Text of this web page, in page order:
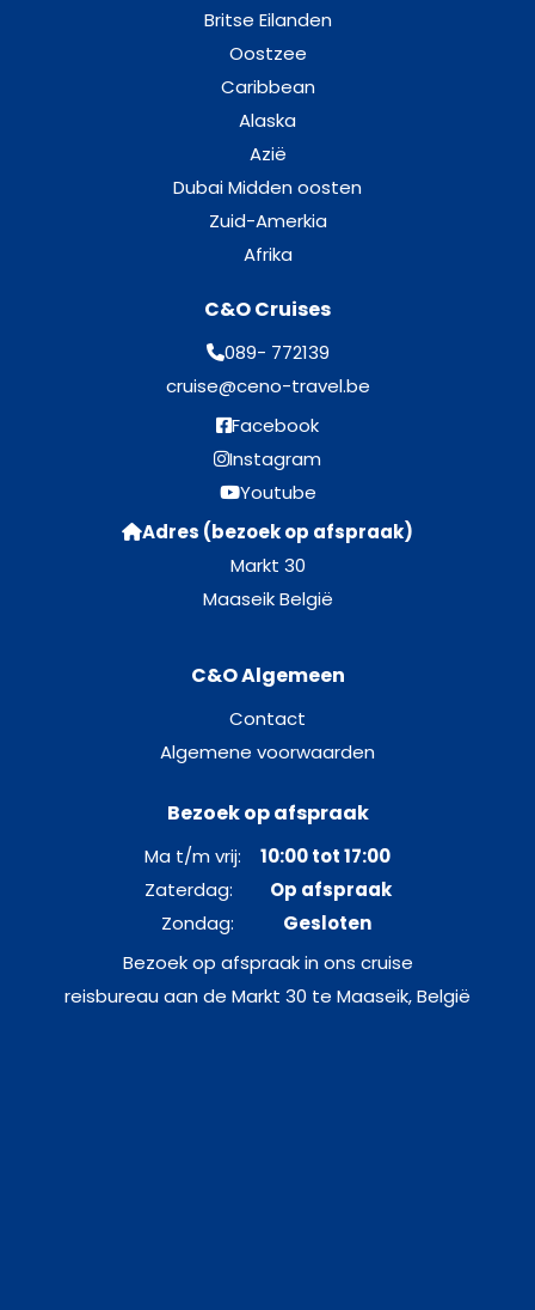
Britse Eilanden
Oostzee
Caribbean
Alaska
Azië
Dubai Midden oosten
Zuid-Amerkia
Afrika
C&O Cruises
089- 772139
cruise@ceno-travel.be
Facebook
Instagram
Youtube
Adres (bezoek op afspraak)
Markt 30
Maaseik België
C&O Algemeen
Contact
Algemene voorwaarden
Bezoek op afspraak
Ma t/m vrij: 10:00 tot 17:00
Zaterdag: Op afspraak
Zondag: Gesloten
Bezoek op afspraak in ons cruise
reisbureau aan de Markt 30 te Maaseik, België